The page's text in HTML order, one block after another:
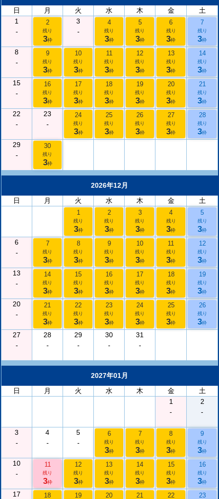
日
月 火 水 木 金
土
1
-
2
残り
3枠
3
-
4
残り
3枠
5
残り
3枠
6
残り
3枠
7
残り
3枠
8
-
9
残り
3枠
10
残り
3枠
11
残り
3枠
12
残り
3枠
13
残り
3枠
14
残り
3枠
15
-
16
残り
3枠
17
残り
3枠
18
残り
3枠
19
残り
3枠
20
残り
3枠
21
残り
3枠
22
-
23
-
24
残り
3枠
25
残り
3枠
26
残り
3枠
27
残り
3枠
28
残り
3枠
29
-
30
残り
3枠
2026年12月
日
月 火 水 木 金 土
1
残り
3枠
2
残り
3枠
3
残り
3枠
4
残り
3枠
5
残り
3枠
6
-
7
残り
3枠
8
残り
3枠
9
残り
3枠
10
残り
3枠
11
残り
3枠
12
残り
3枠
13
-
14
残り
3枠
15
残り
3枠
16
残り
3枠
17
残り
3枠
18
残り
3枠
19
残り
3枠
20
-
21
残り
3枠
22
残り
3枠
23
残り
3枠
24
残り
3枠
25
残り
3枠
26
残り
3枠
27
-
28
-
29
-
30
-
31
-
2027年01月
日
月 火 水 木 金
土
1
-
2
-
3
-
4
-
5
-
6
残り
3枠
7
残り
3枠
8
残り
3枠
9
残り
3枠
10
-
11
残り
3枠
12
残り
3枠
13
残り
3枠
14
残り
3枠
15
残り
3枠
16
残り
3枠
17 18 19 20 21 22 23